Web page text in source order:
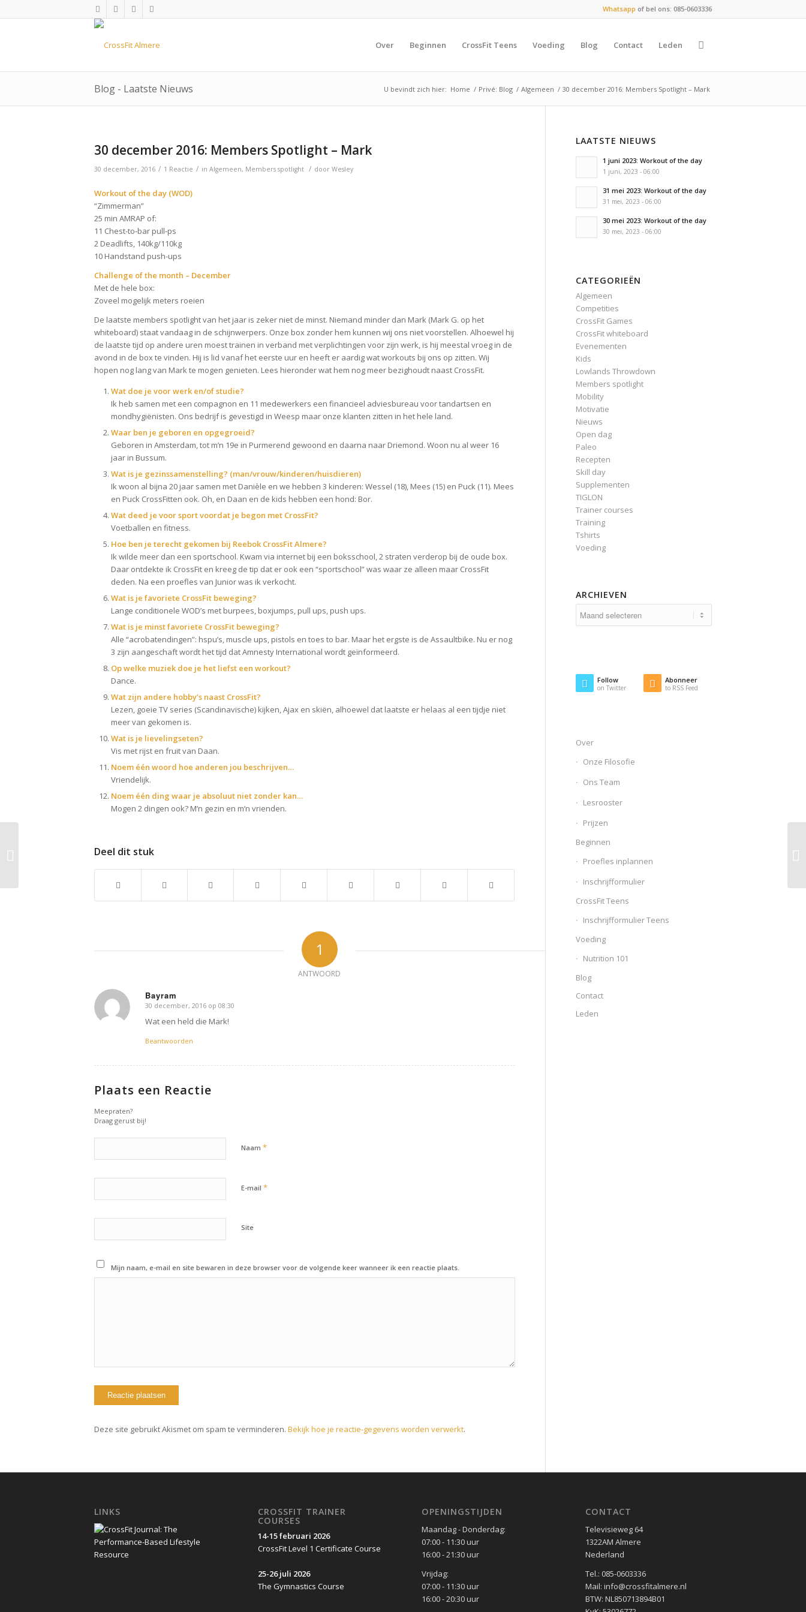
Whatsapp of bel ons: 085-0603336
Over Beginnen CrossFit Teens Voeding Blog Contact Leden
Blog - Laatste Nieuws U bevindt zich hier: Home / Privé: Blog / Algemeen / 30 december 2016: Members Spotlight – Mark
30 december 2016: Members Spotlight – Mark
30 december, 2016 / 1 Reactie / in Algemeen, Members spotlight / door Wesley
Workout of the day (WOD)
“Zimmerman”
25 min AMRAP of:
11 Chest-to-bar pull-ps
2 Deadlifts, 140kg/110kg
10 Handstand push-ups
Challenge of the month – December
Met de hele box:
Zoveel mogelijk meters roeien
De laatste members spotlight van het jaar is zeker niet de minst. Niemand minder dan Mark (Mark G. op het
whiteboard) staat vandaag in de schijnwerpers. Onze box zonder hem kunnen wij ons niet voorstellen. Alhoewel hij
de laatste tijd op andere uren moest trainen in verband met verplichtingen voor zijn werk, is hij meestal vroeg in de
avond in de box te vinden. Hij is lid vanaf het eerste uur en heeft er aardig wat workouts bij ons op zitten. Wij
hopen nog lang van Mark te mogen genieten. Lees hieronder wat hem nog meer bezighoudt naast CrossFit.
Wat doe je voor werk en/of studie?
Ik heb samen met een compagnon en 11 medewerkers een financieel adviesbureau voor tandartsen en
mondhygiënisten. Ons bedrijf is gevestigd in Weesp maar onze klanten zitten in het hele land.
Waar ben je geboren en opgegroeid?
Geboren in Amsterdam, tot m’n 19e in Purmerend gewoond en daarna naar Driemond. Woon nu al weer 16
jaar in Bussum.
Wat is je gezinssamenstelling? (man/vrouw/kinderen/huisdieren)
Ik woon al bijna 20 jaar samen met Danièle en we hebben 3 kinderen: Wessel (18), Mees (15) en Puck (11). Mees
en Puck CrossFitten ook. Oh, en Daan en de kids hebben een hond: Bor.
Wat deed je voor sport voordat je begon met CrossFit?
Voetballen en fitness.
Hoe ben je terecht gekomen bij Reebok CrossFit Almere?
Ik wilde meer dan een sportschool. Kwam via internet bij een boksschool, 2 straten verderop bij de oude box.
Daar ontdekte ik CrossFit en kreeg de tip dat er ook een “sportschool” was waar ze alleen maar CrossFit
deden. Na een proefles van Junior was ik verkocht.
Wat is je favoriete CrossFit beweging?
Lange conditionele WOD’s met burpees, boxjumps, pull ups, push ups.
Wat is je minst favoriete CrossFit beweging?
Alle “acrobatendingen”: hspu’s, muscle ups, pistols en toes to bar. Maar het ergste is de Assaultbike. Nu er nog
3 zijn aangeschaft wordt het tijd dat Amnesty International wordt geïnformeerd.
Op welke muziek doe je het liefst een workout?
Dance.
Wat zijn andere hobby’s naast CrossFit?
Lezen, goeie TV series (Scandinavische) kijken, Ajax en skiën, alhoewel dat laatste er helaas al een tijdje niet
meer van gekomen is.
Wat is je lievelingseten?
Vis met rijst en fruit van Daan.
Noem één woord hoe anderen jou beschrijven…
Vriendelijk.
Noem één ding waar je absoluut niet zonder kan…
Mogen 2 dingen ook? M’n gezin en m’n vrienden.
Deel dit stuk
1
ANTWOORD
Bayram
zegt:
30 december, 2016 op 08:30
Wat een held die Mark!
Beantwoorden
Plaats een Reactie
Meepraten?
Draag gerust bij!
Naam *
E-mail *
Site
Mijn naam, e-mail en site bewaren in deze browser voor de volgende keer wanneer ik een reactie plaats.
Deze site gebruikt Akismet om spam te verminderen. Bekijk hoe je reactie-gegevens worden verwerkt.
LAATSTE NIEUWS
1 juni 2023: Workout of the day
1 juni, 2023 - 06:00
31 mei 2023: Workout of the day
31 mei, 2023 - 06:00
30 mei 2023: Workout of the day
30 mei, 2023 - 06:00
CATEGORIEËN
Algemeen
Competities
CrossFit Games
CrossFit whiteboard
Evenementen
Kids
Lowlands Throwdown
Members spotlight
Mobility
Motivatie
Nieuws
Open dag
Paleo
Recepten
Skill day
Supplementen
TIGLON
Trainer courses
Training
Tshirts
Voeding
ARCHIEVEN
Follow
on Twitter
Abonneer
to RSS Feed
Over
Onze Filosofie
Ons Team
Lesrooster
Prijzen
Beginnen
Proefles inplannen
Inschrijfformulier
CrossFit Teens
Inschrijfformulier Teens
Voeding
Nutrition 101
Blog
Contact
Leden
LINKS CROSSFIT TRAINER
COURSES
14-15 februari 2026
CrossFit Level 1 Certificate Course
25-26 juli 2026
The Gymnastics Course
OPENINGSTIJDEN
Maandag - Donderdag:
07:00 - 11:30 uur
16:00 - 21:30 uur
Vrijdag:
07:00 - 11:30 uur
16:00 - 20:30 uur
CONTACT
Televisieweg 64
1322AM Almere
Nederland
Tel.: 085-0603336
Mail: info@crossfitalmere.nl
BTW: NL850713894B01
SH#T Thursday Meal –